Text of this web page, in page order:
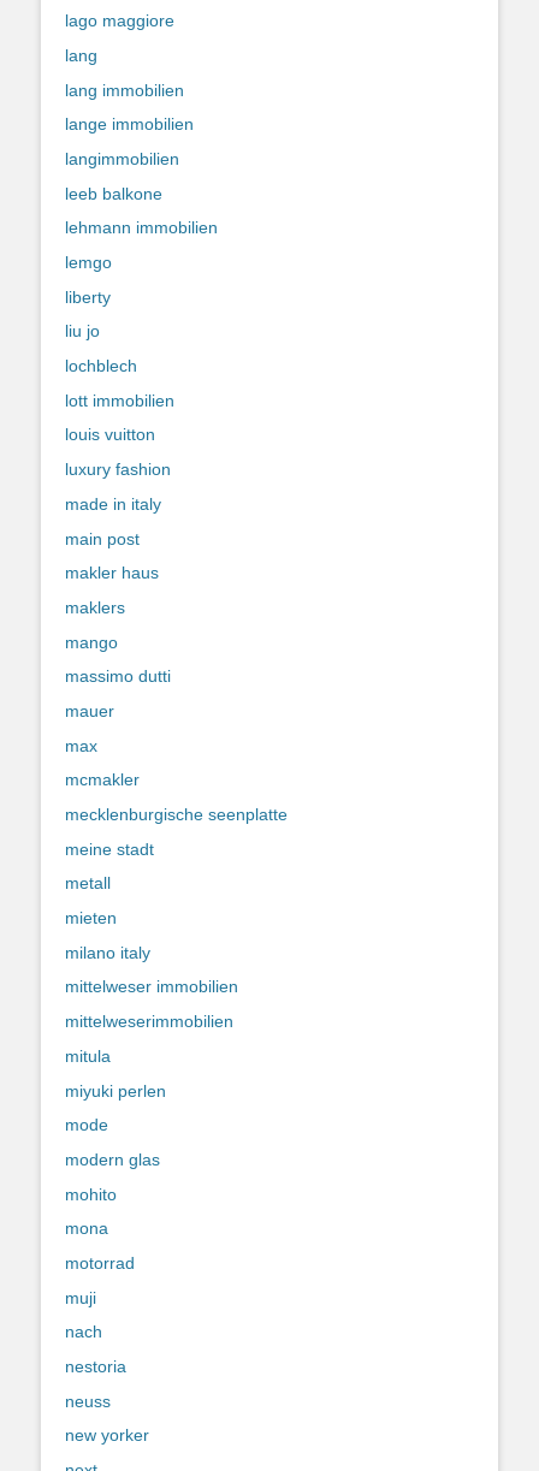
lago maggiore
lang
lang immobilien
lange immobilien
langimmobilien
leeb balkone
lehmann immobilien
lemgo
liberty
liu jo
lochblech
lott immobilien
louis vuitton
luxury fashion
made in italy
main post
makler haus
maklers
mango
massimo dutti
mauer
max
mcmakler
mecklenburgische seenplatte
meine stadt
metall
mieten
milano italy
mittelweser immobilien
mittelweserimmobilien
mitula
miyuki perlen
mode
modern glas
mohito
mona
motorrad
muji
nach
nestoria
neuss
new yorker